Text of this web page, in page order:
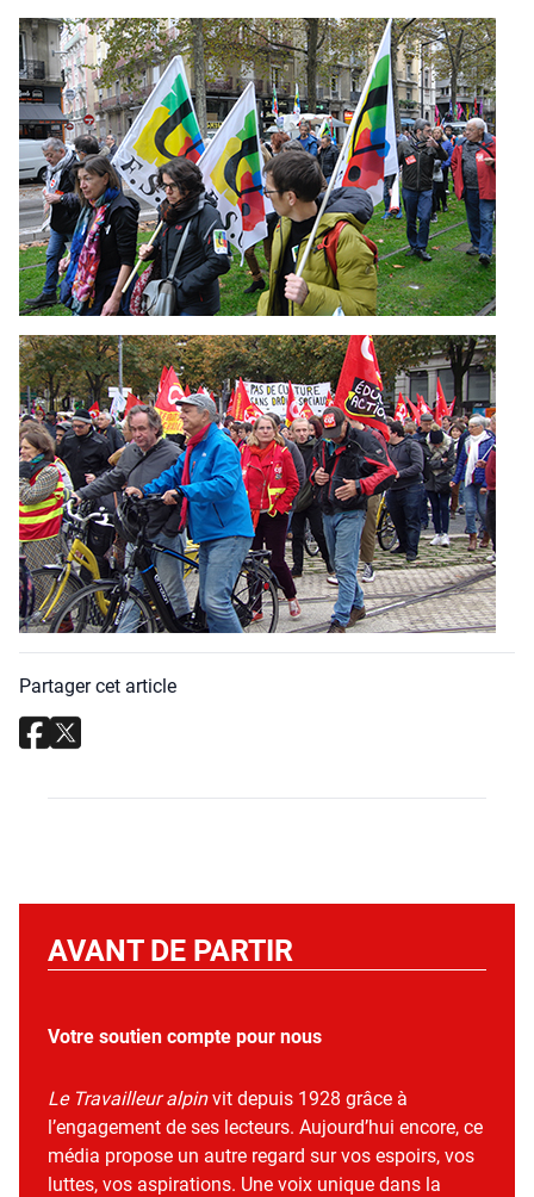
Partager cet article
AVANT DE PARTIR
Votre soutien compte pour nous
Le Travailleur alpinvit depuis 1928 grâce à
l’engagement de ses lecteurs. Aujourd’hui encore, ce
média propose un autre regard sur vos espoirs, vos
luttes, vos aspirations. Une voix unique dans la